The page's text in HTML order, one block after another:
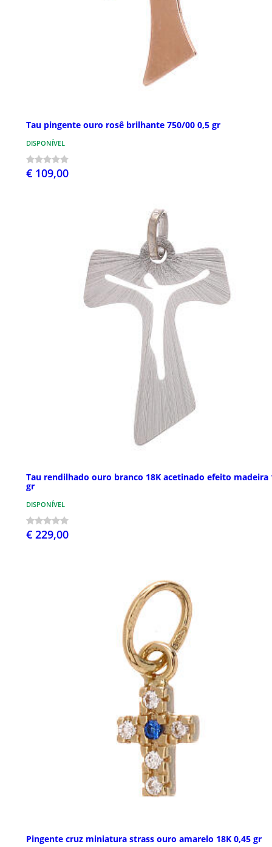
Tau pingente ouro rosê brilhante 750/00 0,5 gr
DISPONÍVEL
€ 109,00
Tau rendilhado ouro branco 18K acetinado efeito madeira
gr
DISPONÍVEL
€ 229,00
Pingente cruz miniatura strass ouro amarelo 18K 0,45 gr